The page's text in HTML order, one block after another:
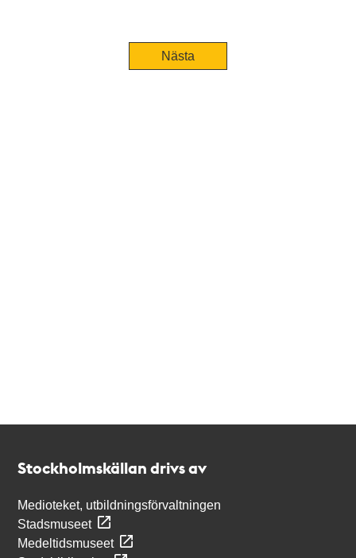
TidigareNästa
Stockholmskällan drivs av
Medioteket, utbildningsförvaltningen
Stadsmuseet
Medeltidsmuseet